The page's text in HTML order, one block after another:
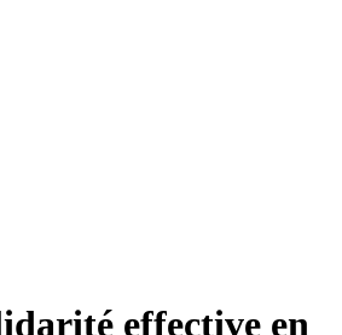
effective en